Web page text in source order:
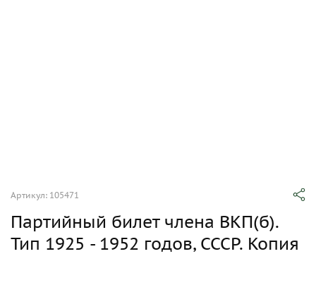
Артикул: 105471
Партийный билет члена ВКП(б).
Тип 1925 - 1952 годов, СССР. Копия